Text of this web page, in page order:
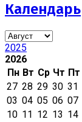
Календарь
2025
2026
Пн Вт Ср Чт Пт
27 28 29 30 31
03 04 05 06 07
10 11 12 13 14